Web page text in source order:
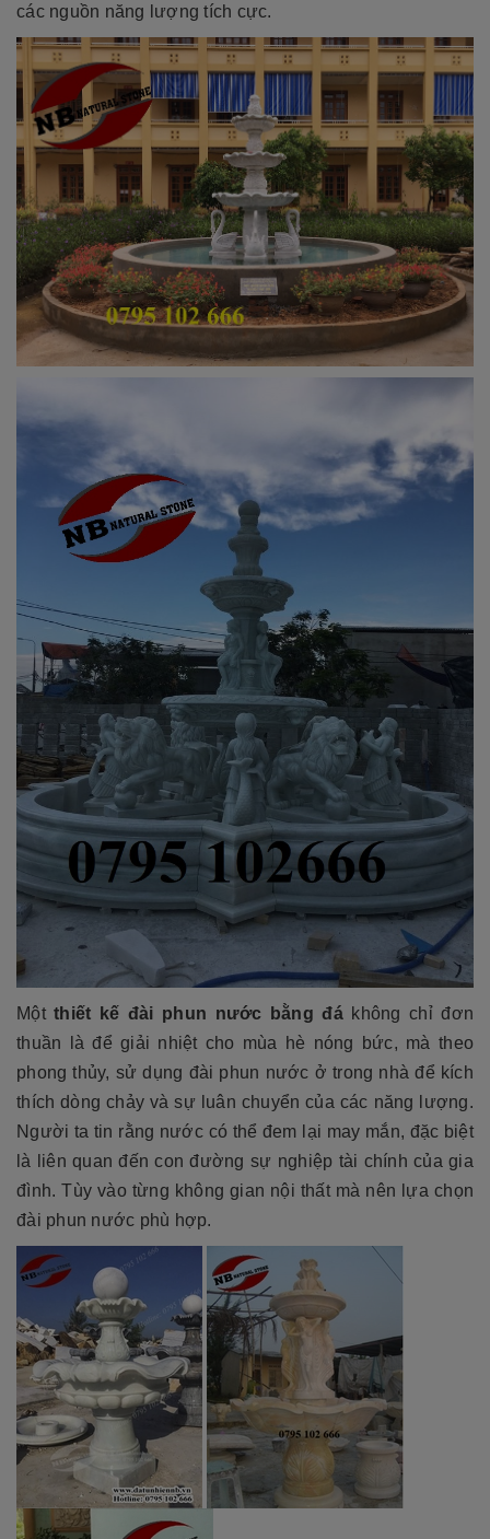
các nguồn năng lượng tích cực.
Mộtthiết kế đài phun nước bằng đákhông chỉ đơn
thuần là để giải nhiệt cho mùa hè nóng bức, mà theo
phong thủy, sử dụng đài phun nước ở trong nhà để kích
thích dòng chảy và sự luân chuyển của các năng lượng.
Người ta tin rằng nước có thể đem lại may mắn, đặc biệt
là liên quan đến con đường sự nghiệp tài chính của gia
đình. Tùy vào từng không gian nội thất mà nên lựa chọn
đài phun nước phù hợp.